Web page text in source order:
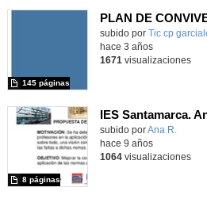
subido por Tic cp
145 páginas
hace 3 años
1671 visualizaciones
subido porAna R.
8 páginas
hace 9 años
1064visualizaciones